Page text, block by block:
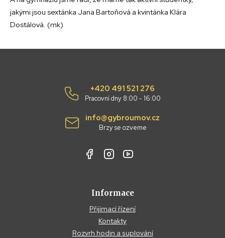
jakými jsou sextánka Jana Bartoňová a kvintánka Klára
Dostálová. (mk)
+420 491 521 276
Pracovní dny 8:00 - 16:00
info@gybroumov.cz
Brzy se ozveme
Informace
Přijímací řízení
Kontakty
Rozvrh hodin a suplování